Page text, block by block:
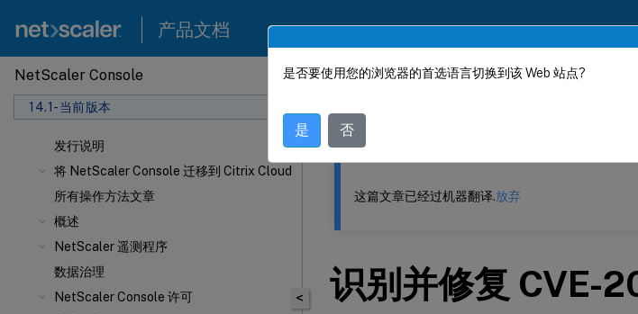
产品文档
NetScaler Console
14.1-当前版本
发行说明
将 NetScaler Console 迁移到 Citrix Cloud
所有操作方法文章
概述
NetScaler 遥测程序
数据治理
NetScaler Console 许可
此内容已经过机器动态翻译。
<
这篇文章已经过机器翻译.放弃
识别并修复 CVE-
是否要使用您的浏览器的首选语言切换到该 Web 站点?
是 否